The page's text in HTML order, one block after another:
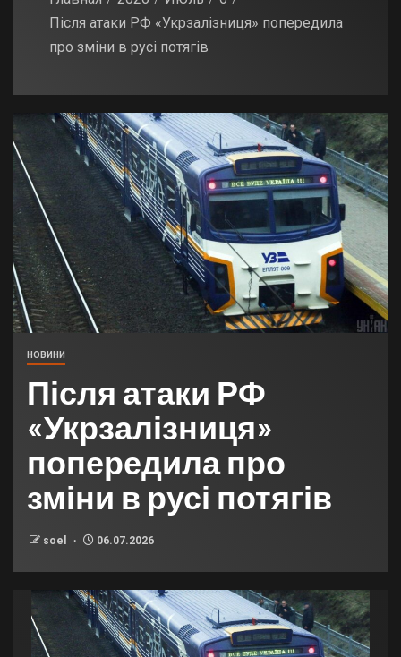
Після атаки РФ «Укрзалізниця» попередила
про зміни в русі потягів
НОВИНИ
Після атаки РФ
«Укрзалізниця»
попередила про
зміни в русі потягів
soel 06.07.2026